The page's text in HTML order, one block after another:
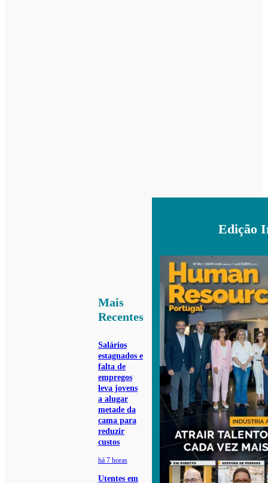
Mais
Recentes
Salários
estagnados e
falta de
empregos
leva jovens
a alugar
metade da
cama para
reduzir
custos
há 7 horas
Utentes em
Edição